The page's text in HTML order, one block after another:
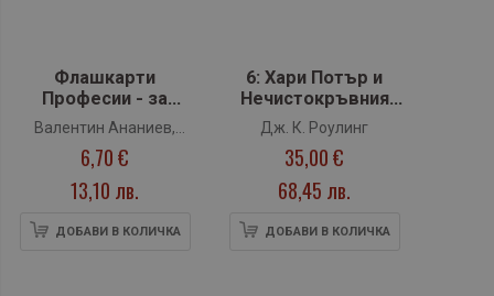
Флашкарти
Професии - за
всички възрастови
Валентин Ананиев,
Гергана Ананиева,
Камелия Йорданова,
Миглена Лазарова
6,70 €
13,10 лв.
ДОБАВИ В КОЛИЧКА
6: Хари Потър и
Нечистокръвния
принц
Дж. К. Роулинг
35,00 €
68,45 лв.
ДОБАВИ В КОЛИЧКА